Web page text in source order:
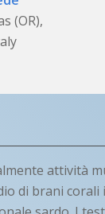
(OR),
attività
di brani